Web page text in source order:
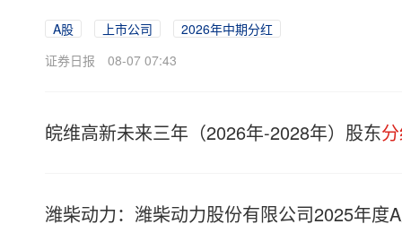
A股 上市公司
2026年中期分红
证券日报
08-07 07:43
皖维高新未来三年（2026年-2028年）股东
潍柴动力：潍柴动力股份有限公司2025年度